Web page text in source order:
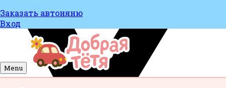
Заказать автоняню
Вход
Menu